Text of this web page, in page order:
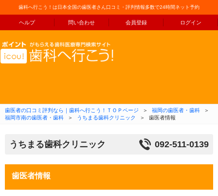
歯科へ行こう！は日本全国の歯医者さん口コミ・評判情報多数で24時間ネット予約
ヘルプ 問い合わせ 会員登録 ログイン
コンテンツへ移動
歯医者の口コミ評判なら｜歯科へ行こう！ＴＯＰページ ＞ 福岡の歯医者・歯科
＞
福岡市南の歯医者・歯科
＞ うちまる歯科クリニック ＞ 歯医者情報
うちまる歯科クリニック 092-511-0139
歯医者情報